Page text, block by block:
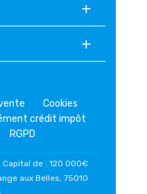
Cookies
crédit impôt
RGPD
Capital de : 120 000€
aux Belles, 75010